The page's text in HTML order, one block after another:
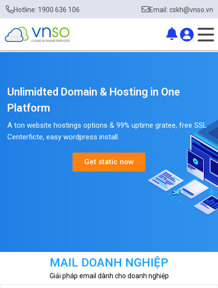
Hotline: 1900 636 106 Email: cskh@vnso.vn
Unlimidted Domain & Hosting in One
Platform
A ton website hostings options & 99% uptime gratee, free SSL
Centerficte, easy wordpress install.
Get static now
MAIL DOANH NGHIỆP
Giải pháp email dành cho doanh nghiệp